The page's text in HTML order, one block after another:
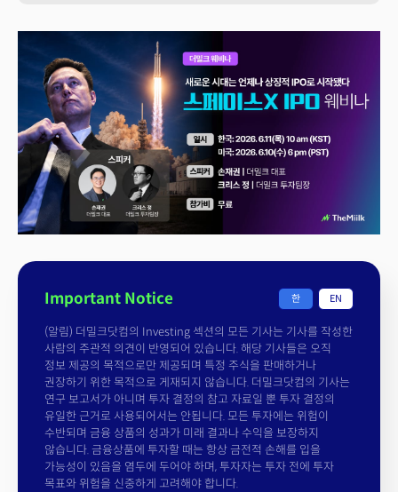
Important Notice 한 EN
(알림) 더밀크닷컴의 Investing 섹션의 모든 기사는 기사를 작성한
사람의 주관적 의견이 반영되어 있습니다. 해당 기사들은 오직
정보 제공의 목적으로만 제공되며 특정 주식을 판매하거나
권장하기 위한 목적으로 게재되지 않습니다. 더밀크닷컴의 기사는
연구 보고서가 아니며 투자 결정의 참고 자료일 뿐 투자 결정의
유일한 근거로 사용되어서는 안됩니다. 모든 투자에는 위험이
수반되며 금융 상품의 성과가 미래 결과나 수익을 보장하지
않습니다. 금융상품에 투자할 때는 항상 금전적 손해를 입을
가능성이 있음을 염두에 두어야 하며, 투자자는 투자 전에 투자
목표와 위험을 신중하게 고려해야 합니다.